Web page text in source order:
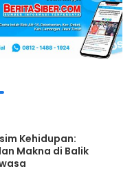
Kehidupan:
Makna di Balik